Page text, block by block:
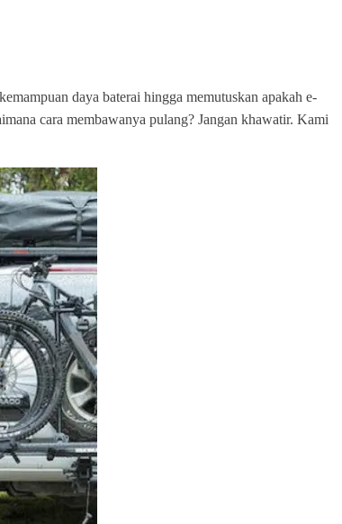
daya baterai hingga memutuskan apakah e-
cara membawanya pulang? Jangan khawatir. Kami